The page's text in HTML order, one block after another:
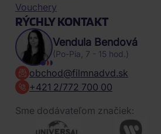
Vouchery
RÝCHLY KONTAKT
Vendula Bendová
(Po-Pia, 7 - 15 hod.)
obchod@filmnadvd.sk
+421 2/772 700 00
Sme dodávateľom značiek: